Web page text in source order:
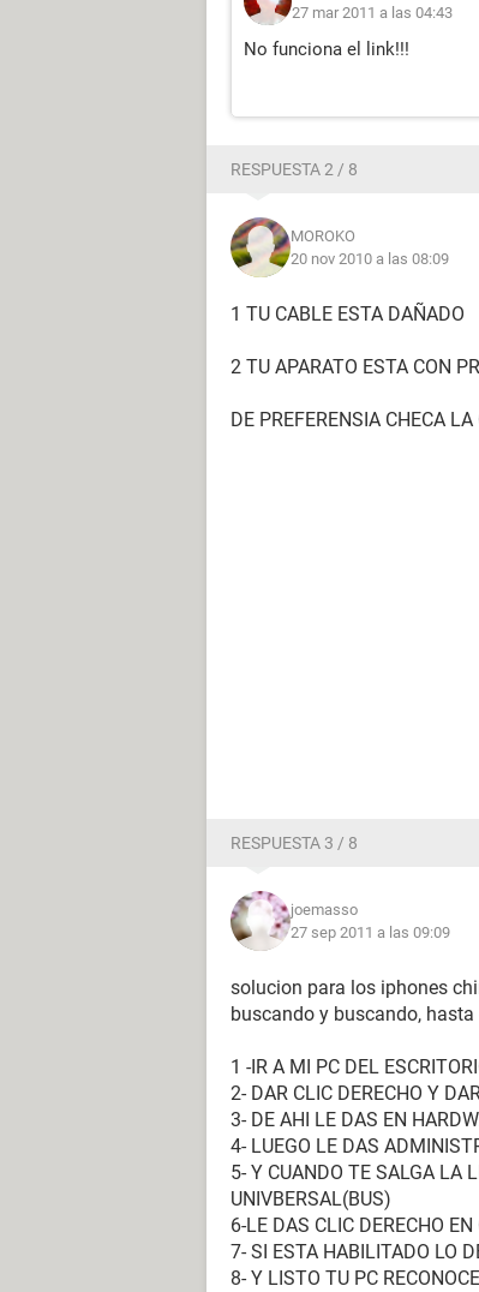
27 mar 2011 a las 04:43
No funciona el link!!!
RESPUESTA 2 / 8
MOROKO
20 nov 2010 a las 08:09
1 TU CABLE ESTA DAÑADO
2 TU APARATO ESTA CON
DE PREFERENSIA CHECA
RESPUESTA 3 / 8
joemasso
27 sep 2011 a las 09:09
solucion para los iphones
buscando y buscando,
1 -IR A MI PC DEL
2- DAR CLIC DERECHO Y
3- DE AHI LE DAS EN
4- LUEGO LE DAS
5- Y CUANDO TE SALGA LA
UNIVBERSAL(BUS)
6-LE DAS CLIC DERECHO
7- SI ESTA HABILITADO LO
8- Y LISTO TU PC